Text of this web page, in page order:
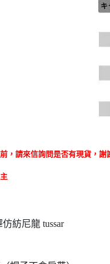
， 請來信詢問是否有現貨，謝
紡尼龍 tussar